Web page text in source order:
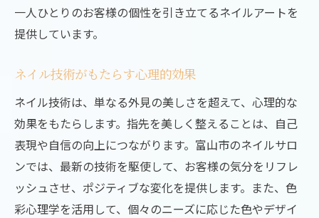
富山市ならではのネイルアートの特徴
富山市で手元を彩る最新ネイル技術の実態を探
富山市のネイルサロンの現状
新技術導入によるサービス向上
技術者が語るネイルの未来
お客様満足度の向上への取り組み
地域密着型サロンの強み
富山市のネイル技術の進化と展望
一人ひとりのお客様の個性を引き立てるネイルアートを
提供しています。
ネイル技術がもたらす心理的効果
ネイル技術は、単なる外見の美しさを超えて、心理的な
効果をもたらします。指先を美しく整えることは、自己
表現や自信の向上につながります。富山市のネイルサロ
ンでは、最新の技術を駆使して、お客様の気分をリフレ
ッシュさせ、ポジティブな変化を提供します。また、色
彩心理学を活用して、個々のニーズに応じた色やデザイ